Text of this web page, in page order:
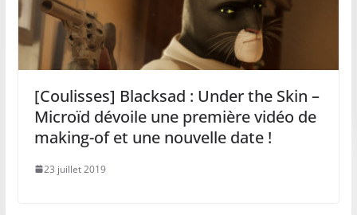
[Coulisses] Blacksad : Under the Skin –
Microïd dévoile une première vidéo de
making-of et une nouvelle date !
23 juillet 2019